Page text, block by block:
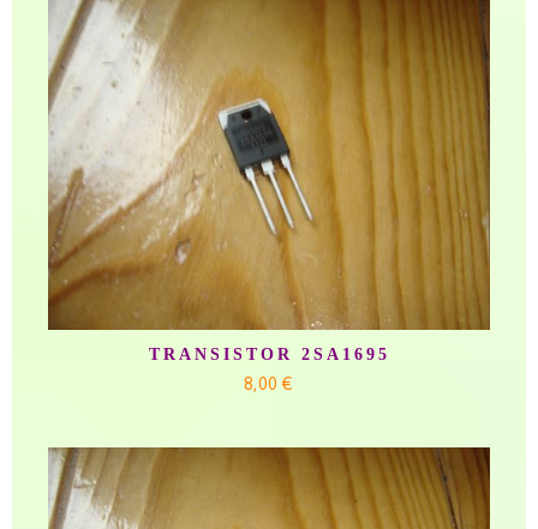
TRANSISTOR 2SA1695
8,00 €